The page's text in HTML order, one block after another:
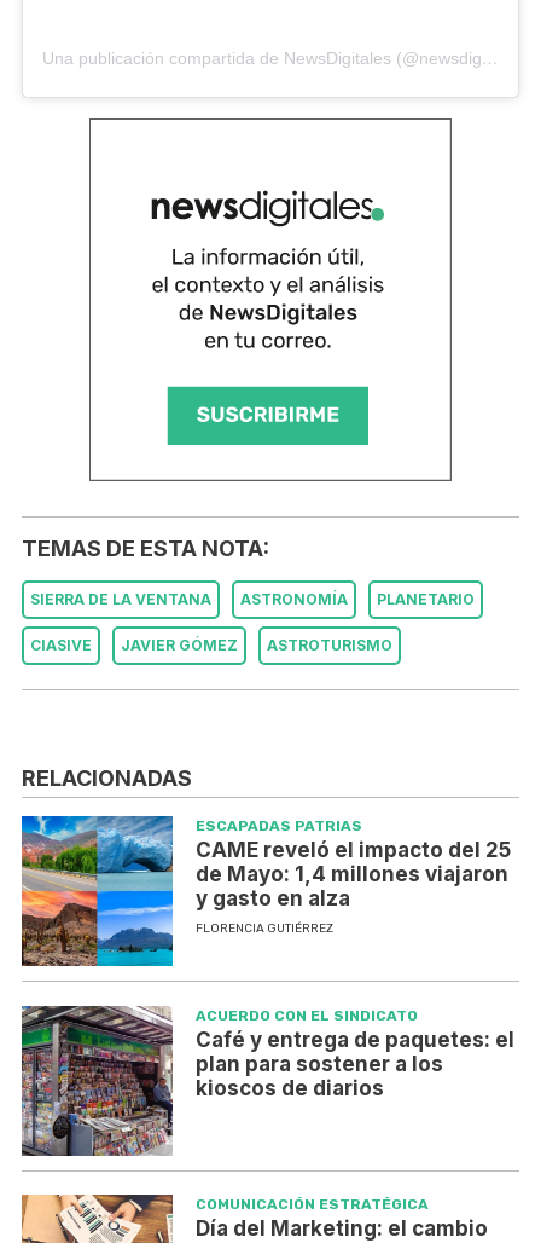
Una publicación compartida de NewsDigitales (@newsdigitales)
TEMAS DE ESTA NOTA:
SIERRA DE LA VENTANA ASTRONOMÍA PLANETARIO
CIASIVE JAVIER GÓMEZ ASTROTURISMO
RELACIONADAS
ESCAPADAS PATRIAS
CAME reveló el impacto del 25
de Mayo: 1,4 millones viajaron
y gasto en alza
FLORENCIA GUTIÉRREZ
ACUERDO CON EL SINDICATO
Café y entrega de paquetes: el
plan para sostener a los
kioscos de diarios
COMUNICACIÓN ESTRATÉGICA
Día del Marketing: el cambio